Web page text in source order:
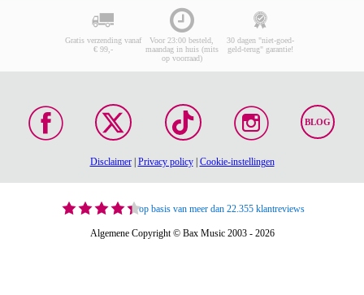
Gratis verzending vanaf
€ 99,-
Voor 23:00 besteld,
maandag in huis (mits
op voorraad)
30 dagen "niet-goed-
geld-terug" garantie!
BLOG
Disclaimer| Privacy policy| Cookie-instellingen
op basis van meer dan 22.355 klantreviews
Algemene Copyright © Bax Music 2003 - 2026